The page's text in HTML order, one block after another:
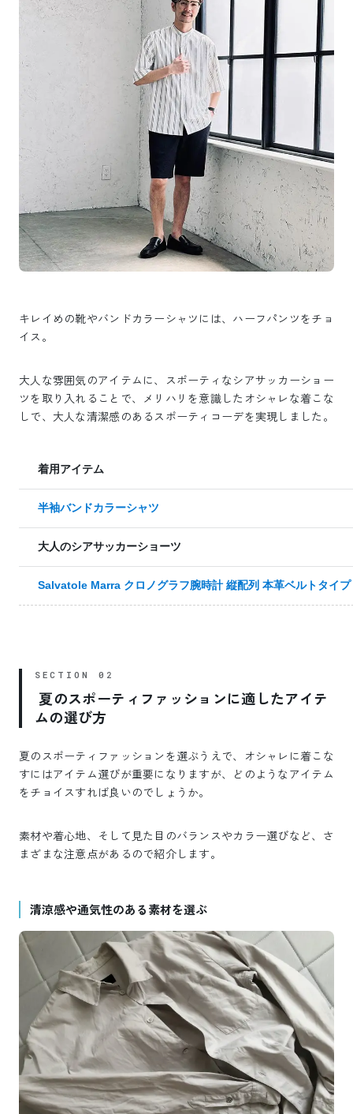
キレイめの靴やバンドカラーシャツには、ハーフパンツをチョ
イス。
大人な雰囲気のアイテムに、スポーティなシアサッカーショー
ツを取り入れることで、メリハリを意識したオシャレな着こな
しで、大人な清潔感のあるスポーティコーデを実現しました。
着用アイテム
半袖バンドカラーシャツ
大人のシアサッカーショーツ
Salvatole Marra クロノグラフ腕時計 縦配列 本革ベルトタイプ
夏のスポーティファッションに適したアイテ
ムの選び方
夏のスポーティファッションを選ぶうえで、オシャレに着こな
すにはアイテム選びが重要になりますが、どのようなアイテム
をチョイスすれば良いのでしょうか。
素材や着心地、そして見た目のバランスやカラー選びなど、さ
まざまな注意点があるので紹介します。
清涼感や通気性のある素材を選ぶ